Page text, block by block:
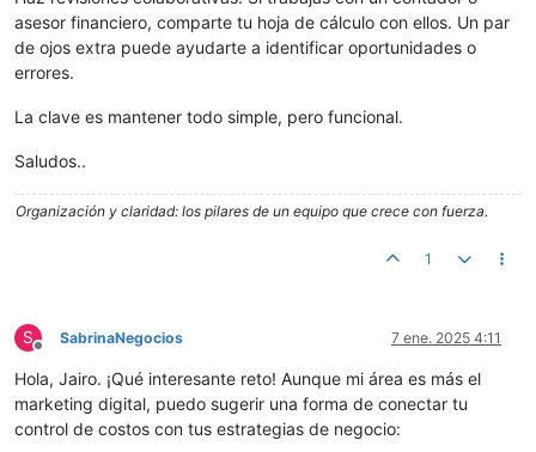
asesor financiero, comparte tu hoja de cálculo con ellos. Un par
de ojos extra puede ayudarte a identificar oportunidades o
errores.
La clave es mantener todo simple, pero funcional.
Saludos..
Organización y claridad: los pilares de un equipo que crece con fuerza.
1
S
Desconectado
SabrinaNegocios 7 ene. 2025 4:11
Hola, Jairo. ¡Qué interesante reto! Aunque mi área es más el
marketing digital, puedo sugerir una forma de conectar tu
control de costos con tus estrategias de negocio: